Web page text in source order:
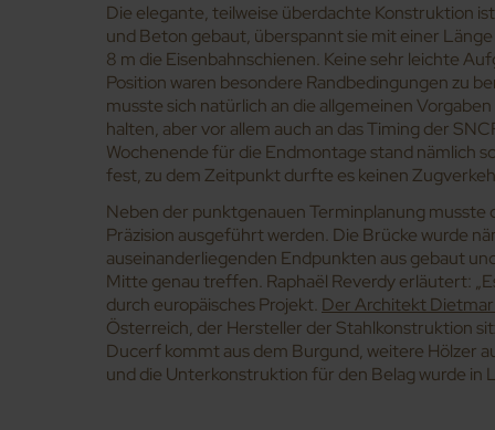
Die elegante, teilweise überdachte Konstruktion
und Beton gebaut, überspannt sie mit einer
8 m die Eisenbahnschienen. Keine sehr leichte
Position waren besondere Randbedingungen zu
musste sich natürlich an die allgemeinen
halten, aber vor allem auch an das Timing der
Wochenende für die Endmontage stand nämlich
fest, zu dem Zeitpunkt durfte es keinen
Neben der punktgenauen Terminplanung musste
Präzision ausgeführt werden. Die Brücke wurde
auseinanderliegenden Endpunkten aus gebaut
Mitte genau treffen. Raphaël Reverdy erläutert:
durch europäisches Projekt. Der Architekt
Österreich, der Hersteller der Stahlkonstruktion
Ducerf kommt aus dem Burgund, weitere Hölzer
und die Unterkonstruktion für den Belag wurde in